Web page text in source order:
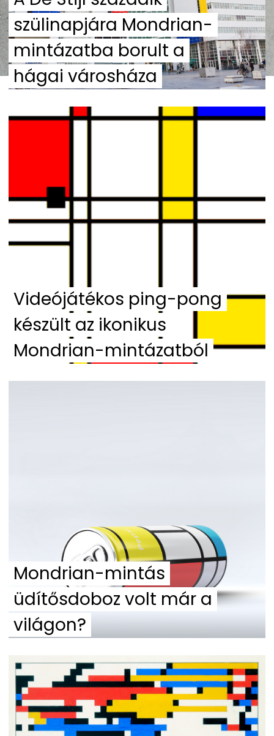
szülinapjára Mondrian-
mintázatba borult a
hágai városháza
Videójátékos ping-pong
készült az ikonikus
Mondrian-mintázatból
Mondrian-mintás
üdítősdoboz volt már a
világon?